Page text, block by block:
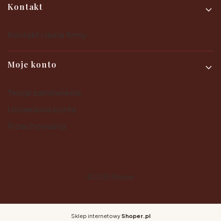
Kontakt
Moje konto
Sklep internetowy Shoper.pl